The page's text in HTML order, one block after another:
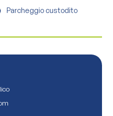
Parcheggio custodito